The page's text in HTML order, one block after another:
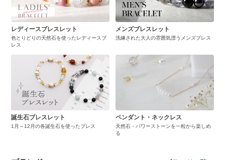
レディースブレスレット
色とりどりの天然石を使ったレディースブ
レス
メンズブレスレット
洗練された大人の雰囲気漂うメンズブレス
誕生石ブレスレット
1月～12月の各誕生石を使ったブレス
ペンダント・ネックレス
天然石・パワーストーンを一粒から楽しめ
る